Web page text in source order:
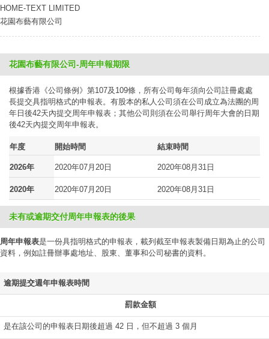
HOME-TEXT LIMITED
花園布藝有限公司
花園布藝有限公司-周年申報期限
根據香港《公司條例》第107及109條，所有公司每年須向公司註冊處處
長提交具指明格式的申報表。有股本的私人公司須在公司成立為法團的周
年日後42天內提交周年申報表；其他公司則須在公司舉行周年大會的日期
後42天內提交周年申報表。
年度 開始時間 結束時間
2026年 2020年07月20日 2020年08月31日
2020年 2020年07月20日 2020年08月31日
未有或逾期交付周年申報表的後果
周年申報表是一份具指明格式的申報表，載列截至申報表製備日期為止的公司
資料，例如註冊辦事處地址、股東、董事和公司秘書的資料。
逾期提交週年申報表時間
罰款金額
是在該公司的申報表日期後超過 42 日，但不超過 3 個月